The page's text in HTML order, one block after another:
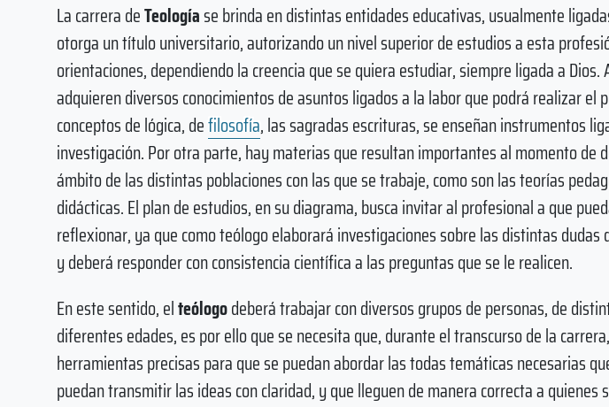
La carrera deTeologíase brinda en distintas entidades educativas, usualmente
otorga un título universitario, autorizando un nivel superior de estudios a esta
orientaciones, dependiendo la creencia que se quiera estudiar, siempre ligada a Dios.
adquieren diversos conocimientos de asuntos ligados a la labor que podrá realizar el
conceptos de lógica, defilosofía, las sagradas escrituras, se enseñan instrumentos
investigación. Por otra parte, hay materias que resultan importantes al momento de
ámbito de las distintas poblaciones con las que se trabaje, como son las teorías
didácticas. El plan de estudios, en su diagrama, busca invitar al profesional a que
reflexionar, ya que como teólogo elaborará investigaciones sobre las distintas dudas
y deberá responder con consistencia científica a las preguntas que se le realicen.
En este sentido, elteólogodeberá trabajar con diversos grupos de personas, de
diferentes edades, es por ello que se necesita que, durante el transcurso de la
herramientas precisas para que se puedan abordar las todas temáticas necesarias
puedan transmitir las ideas con claridad, y que lleguen de manera correcta a quienes